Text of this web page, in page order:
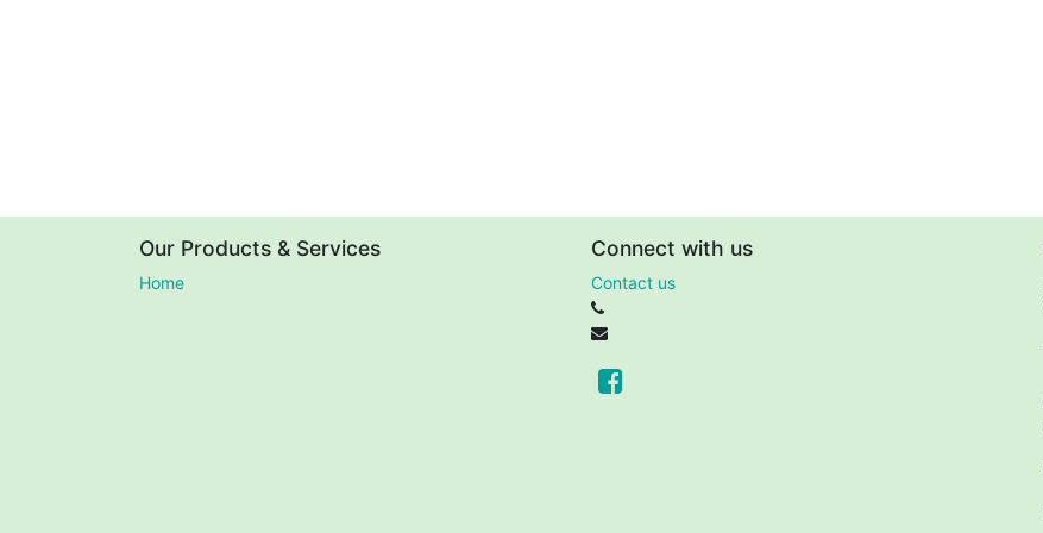
Our Products & Services
Home
Connect with us
Contact us